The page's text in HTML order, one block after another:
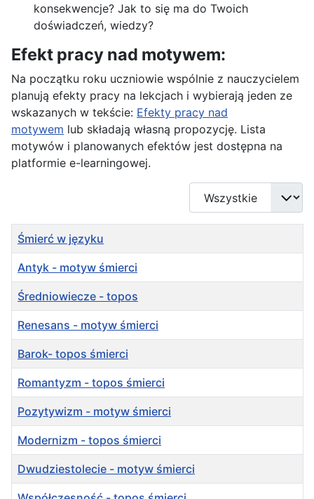
konsekwencje? Jak to się ma do Twoich
doświadczeń, wiedzy?
Efekt pracy nad motywem:
Na początku roku uczniowie wspólnie z nauczycielem
planują efekty pracy na lekcjach i wybierają jeden ze
wskazanych w tekście: Efekty pracy nad
motywem lub składają własną propozycję. Lista
motywów i planowanych efektów jest dostępna na
platformie e-learningowej.
Pokaż #
Tytuł
Śmierć w języku
Antyk - motyw śmierci
Średniowiecze - topos
Renesans - motyw śmierci
Barok- topos śmierci
Romantyzm - topos śmierci
Pozytywizm - motyw śmierci
Modernizm - topos śmierci
Dwudziestolecie - motyw śmierci